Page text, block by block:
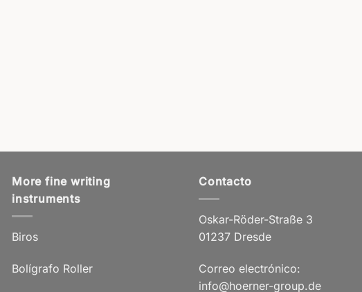
More fine writing
instruments
Biros
Bolígrafo Roller
Contacto
Oskar-Röder-Straße 3
01237 Dresde
Correo electrónico:
info@hoerner-group.de